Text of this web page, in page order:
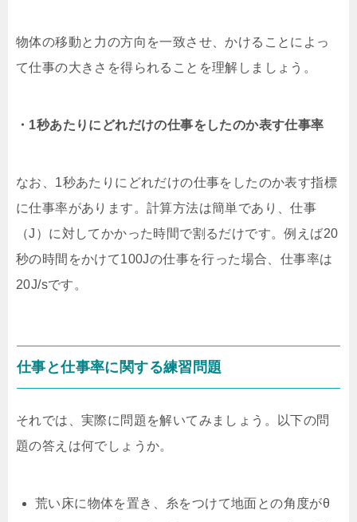
物体の移動と力の方向を一致させ、かけることによっ
て仕事の大きさを得られることを理解しましょう。
・1秒あたりにどれだけの仕事をしたのか表す仕事率
なお、1秒あたりにどれだけの仕事をしたのか表す指標
に仕事率があります。計算方法は簡単であり、仕事
（J）に対してかかった時間で割るだけです。例えば20
秒の時間をかけて100Jの仕事を行った場合、仕事率は
20J/sです。
仕事と仕事率に関する練習問題
それでは、実際に問題を解いてみましょう。以下の問
題の答えは何でしょうか。
荒い床に物体を置き、糸をつけて地面との角度がθ